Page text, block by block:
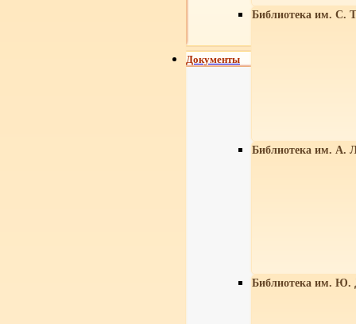
Библиотека им. С.
Библиотека им. А.
Библиотека им. Ю.
Документы